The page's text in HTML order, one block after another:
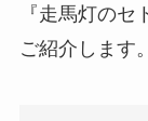
『走馬灯の
ご紹介します。